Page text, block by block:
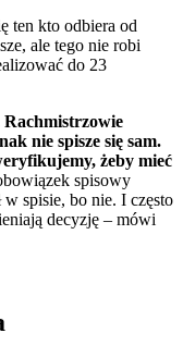
ten kto odbiera od
ale tego nie robi
do 23
nie spisze się sam.
żeby mieć
spisowy
spisie, bo nie. I często
decyzję – mówi